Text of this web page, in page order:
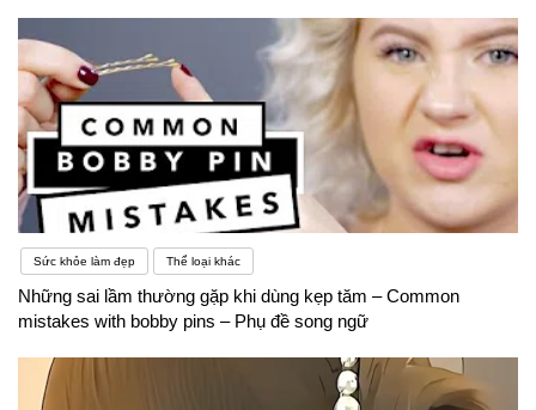
Sức khỏe làm đẹp Thể loại khác
Những sai lầm thường gặp khi dùng kẹp tăm – Common
mistakes with bobby pins – Phụ đề song ngữ